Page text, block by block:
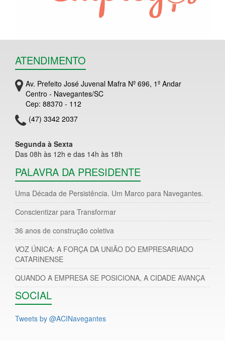
ATENDIMENTO
Av. Prefeito José Juvenal Mafra Nº 696, 1º Andar
Centro - Navegantes/SC
Cep: 88370 - 112
(47) 3342 2037
Segunda à Sexta
Das 08h às 12h e das 14h às 18h
PALAVRA DA PRESIDENTE
Uma Década de Persistência. Um Marco para Navegantes.
Conscientizar para Transformar
36 anos de construção coletiva
VOZ ÚNICA: A FORÇA DA UNIÃO DO EMPRESARIADO
CATARINENSE
QUANDO A EMPRESA SE POSICIONA, A CIDADE AVANÇA
SOCIAL
Tweets by @ACINavegantes